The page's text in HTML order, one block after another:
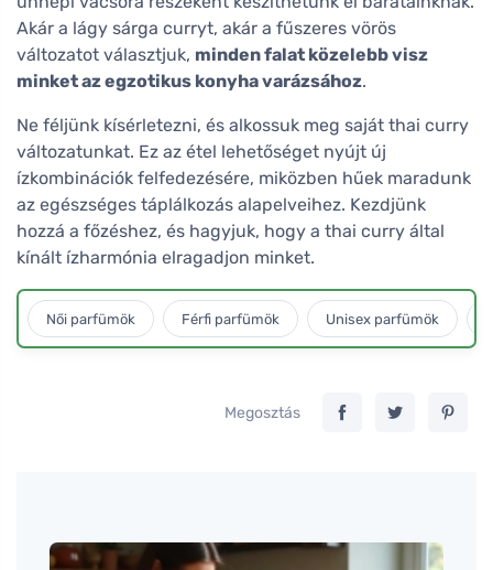
Akár a lágy sárga curryt, akár a fűszeres vörös
változatot választjuk, minden falat közelebb visz
minket az egzotikus konyha varázsához.
Ne féljünk kísérletezni, és alkossuk meg saját thai curry
változatunkat. Ez az étel lehetőséget nyújt új
ízkombinációk felfedezésére, miközben hűek maradunk
az egészséges táplálkozás alapelveihez. Kezdjünk
hozzá a főzéshez, és hagyjuk, hogy a thai curry által
kínált ízharmónia elragadjon minket.
Női parfümök Férfi parfümök Unisex parfümök
Megosztás